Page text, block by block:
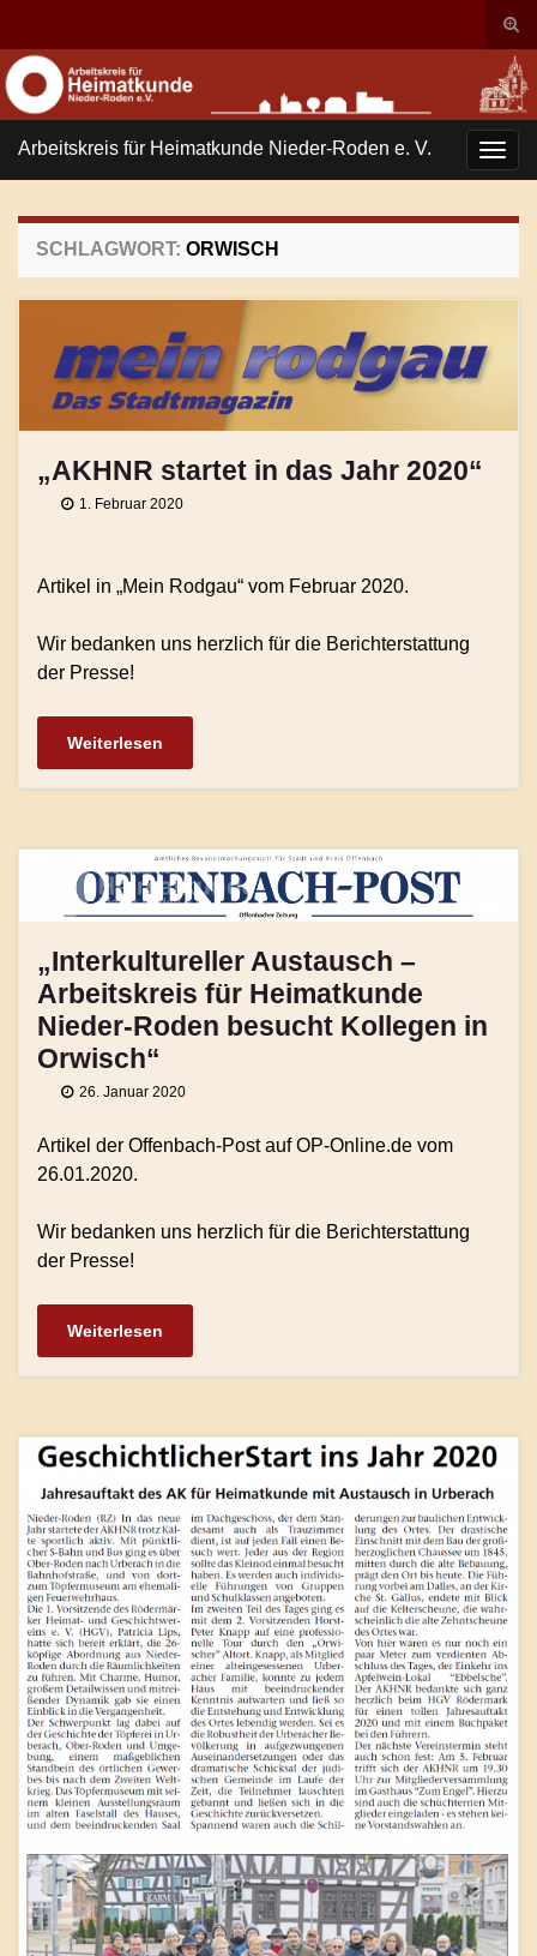
Search for:
Arbeitskreis für Heimatkunde Nieder-Roden e. V.
SCHLAGWORT: ORWISCH
„AKHNR startet in das Jahr 2020“
1. Februar 2020
Artikel in „Mein Rodgau“ vom Februar 2020.
Wir bedanken uns herzlich für die Berichterstattung
der Presse!
Weiterlesen
„Interkultureller Austausch –
Arbeitskreis für Heimatkunde
Nieder-Roden besucht Kollegen in
Orwisch“
26. Januar 2020
Artikel der Offenbach-Post auf OP-Online.de vom
26.01.2020.
Wir bedanken uns herzlich für die Berichterstattung
der Presse!
Weiterlesen